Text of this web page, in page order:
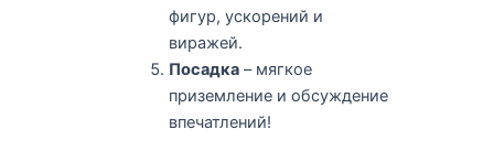
фигур, ускорений и
виражей.
Посадка – мягкое
приземление и обсуждение
впечатлений!